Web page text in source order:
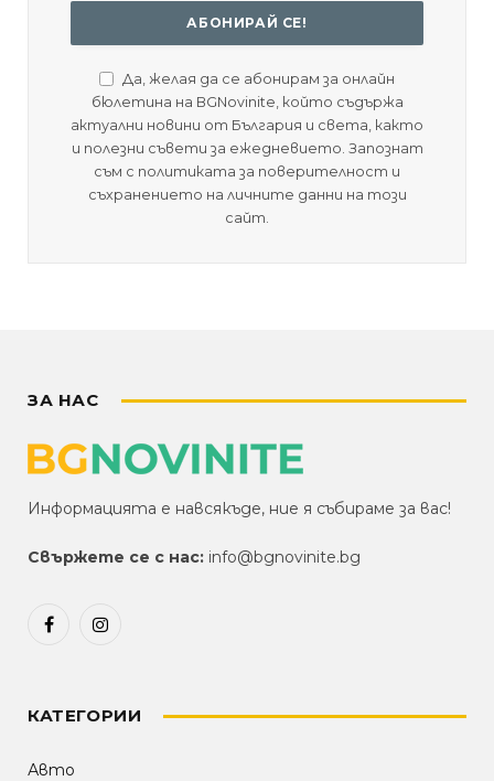
Да, желая да се абонирам за онлайн
бюлетина на BGNovinite, който съдържа
актуални новини от България и света, както
и полезни съвети за ежедневието. Запознат
съм с политиката за поверителност и
съхранението на личните данни на този
сайт.
ЗА НАС
Информацията е навсякъде, ние я събираме за вас!
Свържете се с нас: info@bgnovinite.bg
FacebookInstagram
КАТЕГОРИИ
Авто